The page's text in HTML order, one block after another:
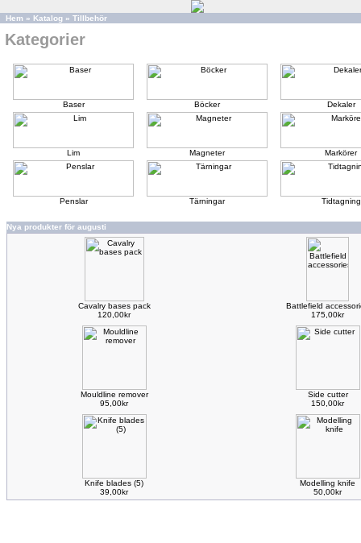
Hem » Katalog » Tillbehör
Kategorier
Baser Böcker Dekaler
Lim Magneter Markörer
Penslar Tärningar Tidtagning
Nya produkter för augusti
Cavalry bases pack
120,00kr
Battlefield
175,00kr
Mouldline remover
95,00kr
Side cutter
150,00kr
Knife blades (5)
39,00kr
Modelling knife
50,00kr